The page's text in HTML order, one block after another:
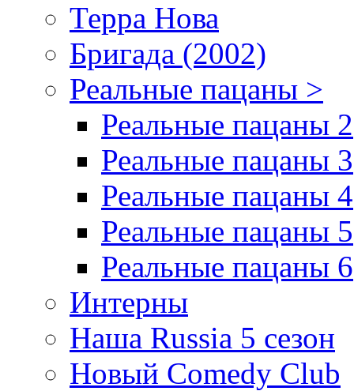
Терра Нова
Бригада (2002)
Реальные пацаны >
Реальные пацаны 2
Реальные пацаны 3
Реальные пацаны 4
Реальные пацаны 5
Реальные пацаны 6
Интерны
Наша Russia 5 сезон
Новый Comedy Club